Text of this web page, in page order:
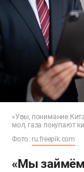
«Увы, понимание
мол, газа покупают
Фото: ru.freepik.com
«Мы